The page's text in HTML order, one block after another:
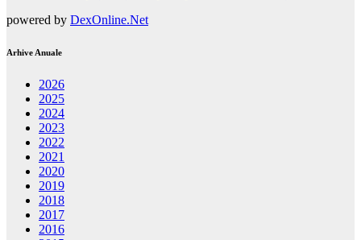
powered by DexOnline.Net
Arhive Anuale
2026
2025
2024
2023
2022
2021
2020
2019
2018
2017
2016